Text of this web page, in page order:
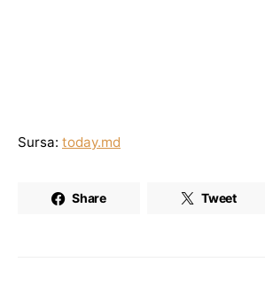
Sursa: today.md
Share Tweet